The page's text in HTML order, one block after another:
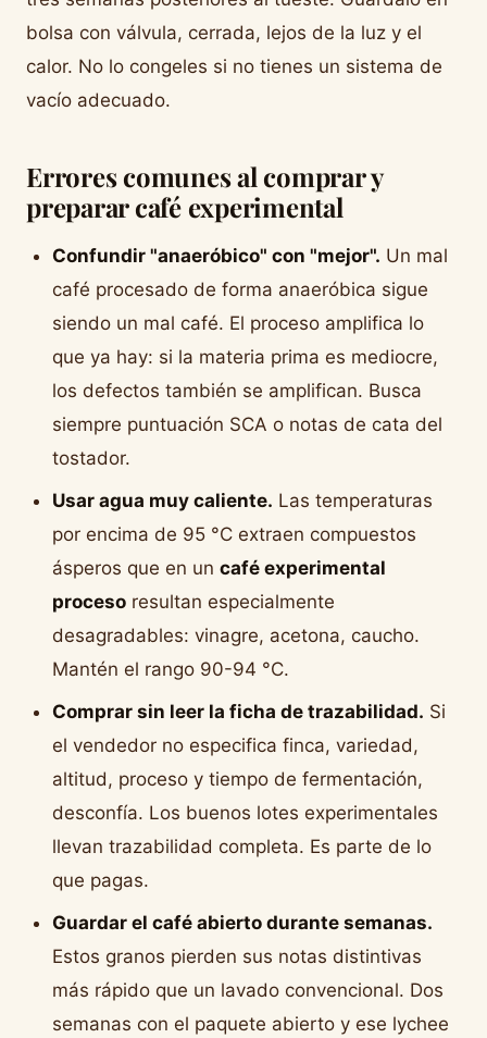
bolsa con válvula, cerrada, lejos de la luz y el
calor. No lo congeles si no tienes un sistema de
vacío adecuado.
Errores comunes al comprar y
preparar café experimental
Confundir "anaeróbico" con "mejor". Un mal
café procesado de forma anaeróbica sigue
siendo un mal café. El proceso amplifica lo
que ya hay: si la materia prima es mediocre,
los defectos también se amplifican. Busca
siempre puntuación SCA o notas de cata del
tostador.
Usar agua muy caliente. Las temperaturas
por encima de 95 °C extraen compuestos
ásperos que en un café experimental
proceso resultan especialmente
desagradables: vinagre, acetona, caucho.
Mantén el rango 90-94 °C.
Comprar sin leer la ficha de trazabilidad. Si
el vendedor no especifica finca, variedad,
altitud, proceso y tiempo de fermentación,
desconfía. Los buenos lotes experimentales
llevan trazabilidad completa. Es parte de lo
que pagas.
Guardar el café abierto durante semanas.
Estos granos pierden sus notas distintivas
más rápido que un lavado convencional. Dos
semanas con el paquete abierto y ese lychee